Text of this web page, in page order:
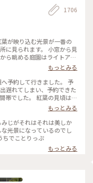
1706
が映り込む光景が一番の
に見られます。 小窓から見
ら眺める庭園はライトアッ
り、山門をくぐって振り返
されていました🍁♥️
もっとみる
予約して行きました。 予
遅れてしまい、予約できた
帯でした。 紅葉の見頃はど
どんなふうに見えるんだろ
イトアップも始まった頃。
がひろがっていました✨ 新
さんお行儀よく、机で満足
いる人に代わります。 敷居
ろうとしたら避けてくださ
のに」とブツブツ文句を
もっとみる
じがそれはそれは美しか
光景になっているのでし
ちでことりっぷ
もっとみる